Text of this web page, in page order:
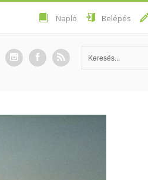
Napló Belépés